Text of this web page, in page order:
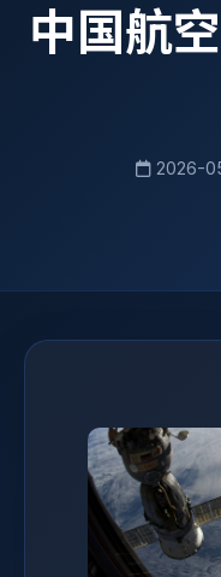
中国航
2026-